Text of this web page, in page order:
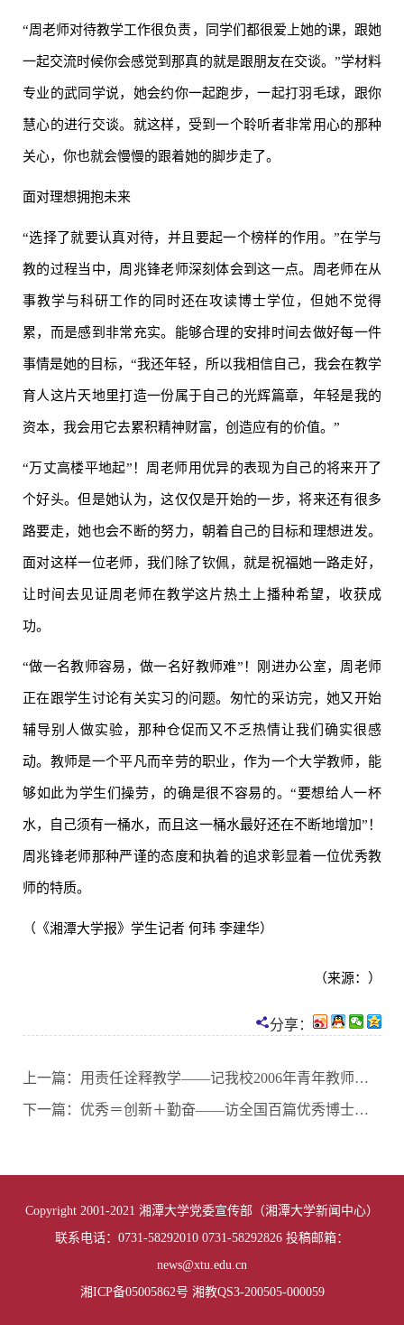
“周老师对待教学工作很负责，同学们都很爱上她的课，跟她
一起交流时候你会感觉到那真的就是跟朋友在交谈。”学材料
专业的武同学说，她会约你一起跑步，一起打羽毛球，跟你
慧心的进行交谈。就这样，受到一个聆听者非常用心的那种
关心，你也就会慢慢的跟着她的脚步走了。
面对理想拥抱未来
“选择了就要认真对待，并且要起一个榜样的作用。”在学与
教的过程当中，周兆锋老师深刻体会到这一点。周老师在从
事教学与科研工作的同时还在攻读博士学位，但她不觉得
累，而是感到非常充实。能够合理的安排时间去做好每一件
事情是她的目标，“我还年轻，所以我相信自己，我会在教学
育人这片天地里打造一份属于自己的光辉篇章，年轻是我的
资本，我会用它去累积精神财富，创造应有的价值。”
“万丈高楼平地起”！周老师用优异的表现为自己的将来开了
个好头。但是她认为，这仅仅是开始的一步，将来还有很多
路要走，她也会不断的努力，朝着自己的目标和理想进发。
面对这样一位老师，我们除了钦佩，就是祝福她一路走好，
让时间去见证周老师在教学这片热土上播种希望，收获成
功。
“做一名教师容易，做一名好教师难”！刚进办公室，周老师
正在跟学生讨论有关实习的问题。匆忙的采访完，她又开始
辅导别人做实验，那种仓促而又不乏热情让我们确实很感
动。教师是一个平凡而辛劳的职业，作为一个大学教师，能
够如此为学生们操劳，的确是很不容易的。“要想给人一杯
水，自己须有一桶水，而且这一桶水最好还在不断地增加”！
周兆锋老师那种严谨的态度和执着的追求彰显着一位优秀教
师的特质。
（《湘潭大学报》学生记者 何玮 李建华）
（来源：）
分享：
上一篇： 用责任诠释教学——记我校2006年青年教师讲课比赛一等奖获奖者盛孟刚
下一篇： 优秀＝创新＋勤奋——访全国百篇优秀博士学位论文奖获得者丁建文教授
Copyright 2001-2021 湘潭大学党委宣传部（湘潭大学新闻中心）
联系电话：0731-58292010 0731-58292826 投稿邮箱：
news@xtu.edu.cn
湘ICP备05005862号 湘教QS3-200505-000059